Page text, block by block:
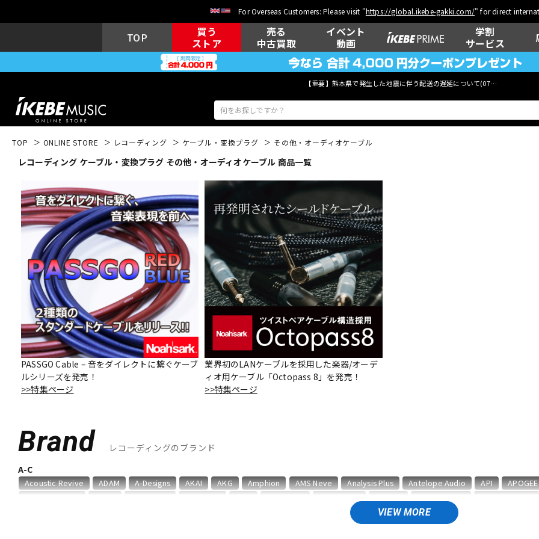
For Overseas Customers: Please visit "https://global.ikebe-gakki.com/" for direct
TOP
買う
ストア
売る
中古買取
イベント
動画
学割
サービス
【重要】熊本県で発生した地震に伴う配送の遅延について(07月29日
エレキギター アコギ/エレ
アコ
キーボード 電子ピアノ 管楽器
DJ機器 DTM DTM オンラ
イン納品
中古 ヴィンテージ
TOP ONLINE STORE レコーディング ケーブル・変換プラグ その他・オーディオケーブル
レコーディング ケーブル・変換プラグ その他・オーディオケーブル 商品一覧
PASSGO Cable – 音をダイレクトに繋ぐケーブ
ルシリーズを発売！
>>特集ページ
業界初のLANケーブルを採用した楽器/オーデ
ィオ用ケーブル「Octopass 8」を発売！
>>特集ページ
Brand レコーディングのブランド
VIEW MORE
A-C
Acoustic Revive ADAM A-Designs AKAI AKG Amphion AMS Neve Analysis Plus Antelope Audio API APOGEE
CUSTOM TRY